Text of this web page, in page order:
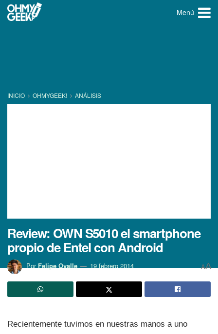
Menú
INICIO OHMYGEEK! ANÁLISIS
Review: OWN S5010 el smartphone
propio de Entel con Android
Por Felipe Ovalle 19 febrero 2014 AA
Recientemente tuvimos en nuestras manos a uno